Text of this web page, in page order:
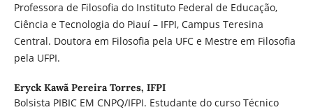
Professora de Filosofia do Instituto Federal de Educação,
Ciência e Tecnologia do Piauí – IFPI, Campus Teresina
Central. Doutora em Filosofia pela UFC e Mestre em Filosofia
pela UFPI.
Eryck Kawã Pereira Torres, IFPI
Bolsista PIBIC EM CNPQ/IFPI. Estudante do curso Técnico